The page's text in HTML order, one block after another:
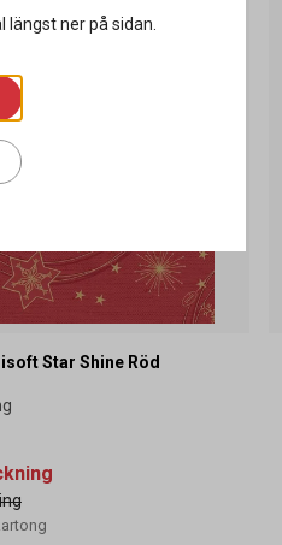
Star Shine Röd
längst ner på sidan.